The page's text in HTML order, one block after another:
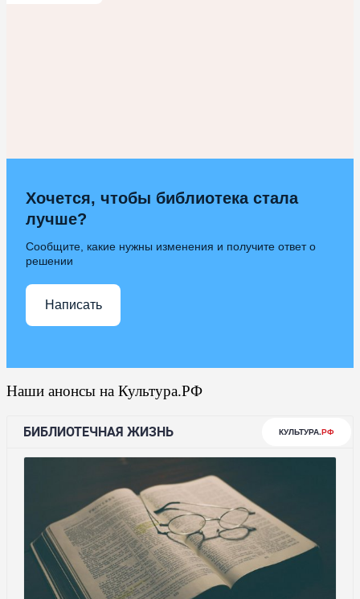
Хочется, чтобы библиотека стала
лучше?
Сообщите, какие нужны изменения и получите ответ о
решении
Написать
Наши анонсы на Культура.РФ